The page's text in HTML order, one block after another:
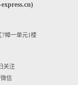
幛一单元1楼
关注
信